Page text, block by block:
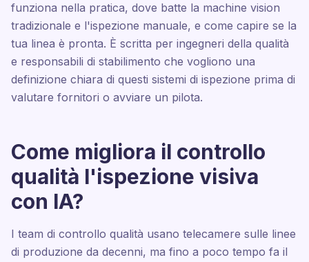
funziona nella pratica, dove batte la machine vision
tradizionale e l'ispezione manuale, e come capire se la
tua linea è pronta. È scritta per ingegneri della qualità
e responsabili di stabilimento che vogliono una
definizione chiara di questi sistemi di ispezione prima di
valutare fornitori o avviare un pilota.
Come migliora il controllo
qualità l'ispezione visiva
con IA?
I team di controllo qualità usano telecamere sulle linee
di produzione da decenni, ma fino a poco tempo fa il